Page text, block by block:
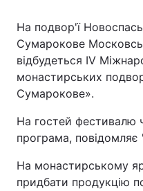
На подвор'ї
Сумарокове
відбудеться IV
монастирських
Сумарокове».
На гостей фестивалю
програма, повідомляє
На монастирському
придбати продукцію